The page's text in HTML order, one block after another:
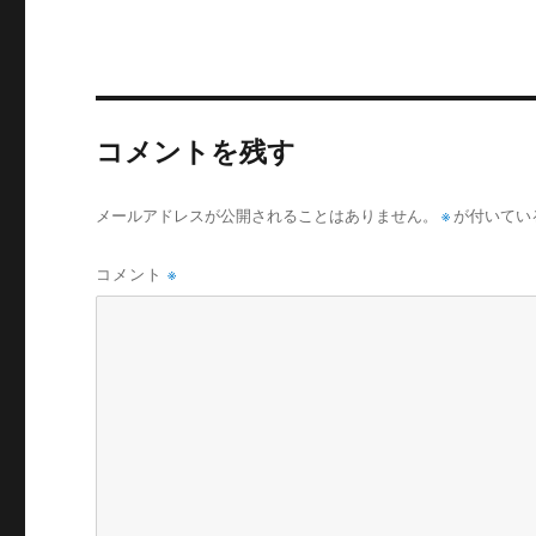
コメントを残す
メールアドレスが公開されることはありません。 ※ が付いて
コメント※